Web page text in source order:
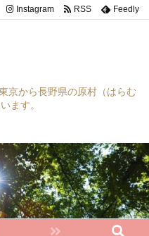
京から長野県の原村（はらむ
ます。
Instagram RSS Feedly